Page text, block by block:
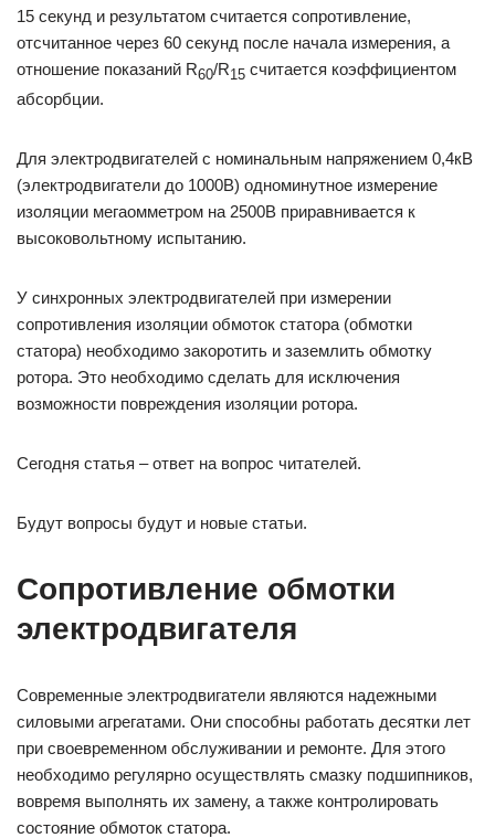
15 секунд и результатом считается сопротивление,
отсчитанное через 60 секунд после начала измерения, а
отношение показаний R60/R15 считается коэффициентом
абсорбции.
Для электродвигателей с номинальным на­пряжением 0,4кВ
(электродвигатели до 1000В) одноминутное измерение
изоляции мегаомметром на 2500В приравнивается к
высоковольтному испытанию.
У синхронных электродвигателей при изме­рении
сопротивления изоляции обмоток статора (обмотки
статора) необходимо закоротить и за­землить обмотку
ротора. Это необходимо сделать для исключения
возможности повреждения изо­ляции ротора.
Сегодня статья – ответ на вопрос читателей.
Будут вопросы будут и новые статьи.
Сопротивление обмотки
электродвигателя
Современные электродвигатели являются надежными
силовыми агрегатами. Они способны работать десятки лет
при своевременном обслуживании и ремонте. Для этого
необходимо регулярно осуществлять смазку подшипников,
вовремя выполнять их замену, а также контролировать
состояние обмоток статора.